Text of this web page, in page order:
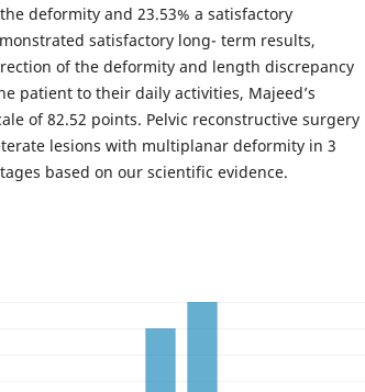
deformity and 23.53% a satisfactory
satisfactory long- term results,
of the deformity and length discrepancy
patient to their daily activities, Majeed’s
of 82.52 points. Pelvic reconstructive surgery
lesions with multiplanar deformity in 3
based on our scientific evidence.